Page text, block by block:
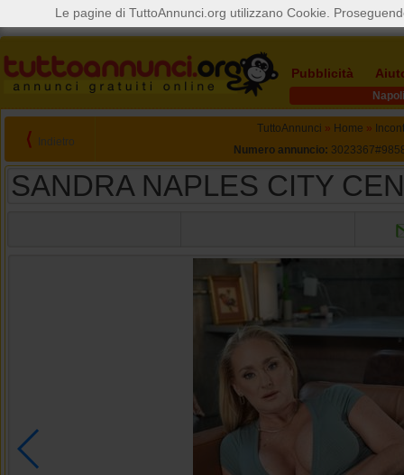
Pubblicità
Napoli
⟨ Indietro
TuttoAnnunci » Home »
Numero annuncio:
SANDRA NAPLES CITY
Le pagine di TuttoAnnunci.org utilizzano Cookie.